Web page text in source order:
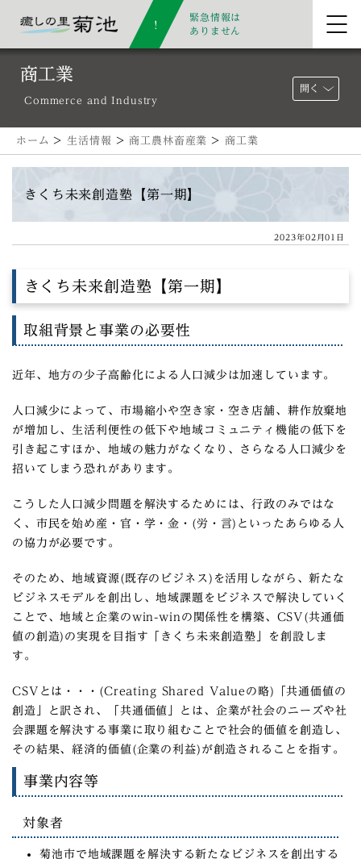
緊急情報は
ありません
商工業
Commerce and Industry
開く
ホーム >生活情報 >商工農林畜産業 > 商工業
きくち未来創造塾【第一期】
2023年02月01日
きくち未来創造塾【第一期】
取組背景と事業の必要性
近年、地方の少子高齢化による人口減少は加速しています。
人口減少によって、市場縮小や空き家・空き店舗、耕作放棄地
が増加し、生活利便性の低下や地域コミュニティ機能の低下を
引き起こすほか、地域の魅力がなくなり、さらなる人口減少を
招いてしまう恐れがあります。
こうした人口減少問題を解決するためには、行政のみではな
く、市民を始め産・官・学・金・(労・言)といったあらゆる人
の協力が必要です。
そのため、地域資源(既存のビジネス)を活用しながら、新たな
ビジネスモデルを創出し、地域課題をビジネスで解決していく
ことで、地域と企業のwin-winの関係性を構築、CSV(共通価
値の創造)の実現を目指す「きくち未来創造塾」を創設しま
す。
CSVとは・・・(Creating Shared Valueの略)「共通価値の
創造」と訳され、「共通価値」とは、企業が社会のニーズや社
会課題を解決する事業に取り組むことで社会的価値を創造し、
その結果、経済的価値(企業の利益)が創造されることを指す。
事業内容等
対象者
菊池市で地域課題を解決する新たなビジネスを創出する